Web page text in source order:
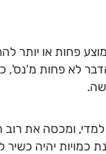
פחות או יותר
לא פחות מ'נס',
ומכסה את רוב
כמויות יהיה